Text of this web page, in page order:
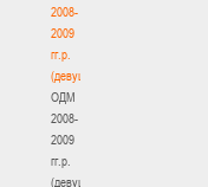
2008-
2009
гг.р.
(девушки)
ОДМ
2008-
2009
гг.р.
(девушки)